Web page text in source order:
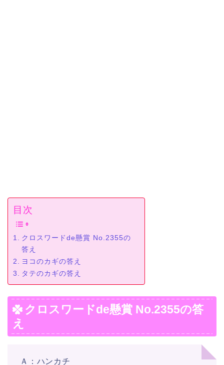
目次
クロスワードde懸賞 No.2355の
答え
ヨコのカギの答え
タテのカギの答え
クロスワードde懸賞 No.2355の答
え
Ａ：ハンカチ